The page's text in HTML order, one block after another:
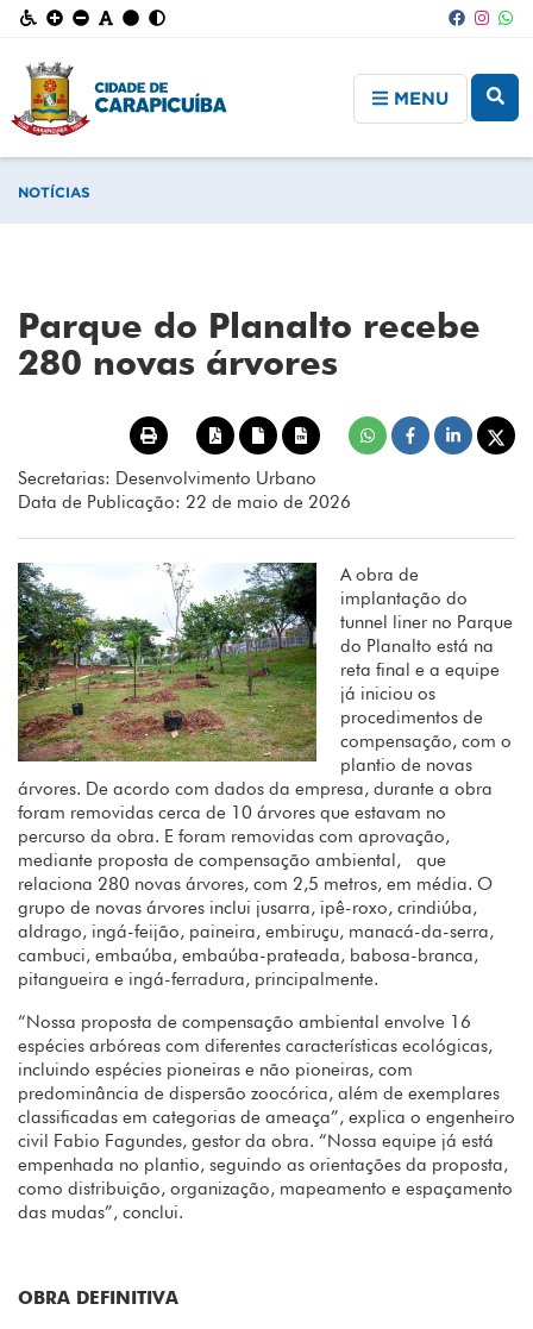
MENU
NOTÍCIAS
Parque do Planalto recebe
280 novas árvores
Secretarias: Desenvolvimento Urbano
Data de Publicação: 22 de maio de 2026
A obra de
implantação do
tunnel liner no Parque
do Planalto está na
reta final e a equipe
já iniciou os
procedimentos de
compensação, com o
plantio de novas
árvores. De acordo com dados da empresa, durante a obra
foram removidas cerca de 10 árvores que estavam no
percurso da obra. E foram removidas com aprovação,
mediante proposta de compensação ambiental, que
relaciona 280 novas árvores, com 2,5 metros, em média. O
grupo de novas árvores inclui jusarra, ipê-roxo, crindiúba,
aldrago, ingá-feijão, paineira, embiruçu, manacá-da-serra,
cambuci, embaúba, embaúba-prateada, babosa-branca,
pitangueira e ingá-ferradura, principalmente.
“Nossa proposta de compensação ambiental envolve 16
espécies arbóreas com diferentes características ecológicas,
incluindo espécies pioneiras e não pioneiras, com
predominância de dispersão zoocórica, além de exemplares
classificadas em categorias de ameaça”, explica o engenheiro
civil Fabio Fagundes, gestor da obra. “Nossa equipe já está
empenhada no plantio, seguindo as orientações da proposta,
como distribuição, organização, mapeamento e espaçamento
das mudas”, conclui.
OBRA DEFINITIVA